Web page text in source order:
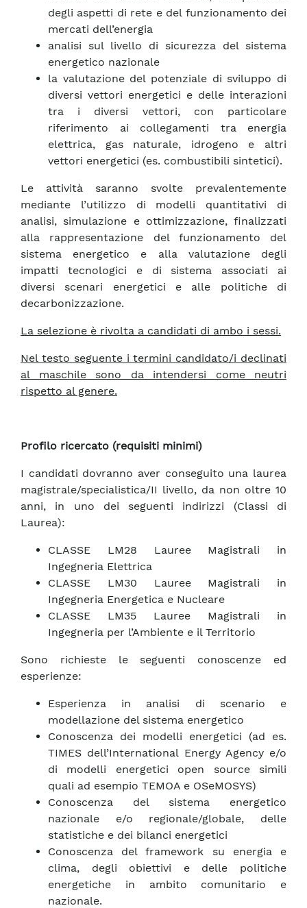
degli aspetti di rete e del funzionamento dei
mercati dell’energia
analisi sul livello di sicurezza del sistema
energetico nazionale
la valutazione del potenziale di sviluppo di
diversi vettori energetici e delle interazioni
tra i diversi vettori, con particolare
riferimento ai collegamenti tra energia
elettrica, gas naturale, idrogeno e altri
vettori energetici (es. combustibili sintetici).
Le attività saranno svolte prevalentemente
mediante l’utilizzo di modelli quantitativi di
analisi, simulazione e ottimizzazione, finalizzati
alla rappresentazione del funzionamento del
sistema energetico e alla valutazione degli
impatti tecnologici e di sistema associati ai
diversi scenari energetici e alle politiche di
decarbonizzazione.
La selezione è rivolta a candidati di ambo i sessi.
Nel testo seguente i termini candidato/i declinati
al maschile sono da intendersi come neutri
rispetto al genere.
Profilo ricercato (requisiti minimi)
I candidati dovranno aver conseguito una laurea
magistrale/specialistica/II livello, da non oltre 10
anni, in uno dei seguenti indirizzi (Classi di
Laurea):
CLASSE LM28 Lauree Magistrali in
Ingegneria Elettrica
CLASSE LM30 Lauree Magistrali in
Ingegneria Energetica e Nucleare
CLASSE LM35 Lauree Magistrali in
Ingegneria per l’Ambiente e il Territorio
Sono richieste le seguenti conoscenze ed
esperienze:
Esperienza in analisi di scenario e
modellazione del sistema energetico
Conoscenza dei modelli energetici (ad es.
TIMES dell’International Energy Agency e/o
di modelli energetici open source simili
quali ad esempio TEMOA e OSeMOSYS)
Conoscenza del sistema energetico
nazionale e/o regionale/globale, delle
statistiche e dei bilanci energetici
Conoscenza del framework su energia e
clima, degli obiettivi e delle politiche
energetiche in ambito comunitario e
nazionale.